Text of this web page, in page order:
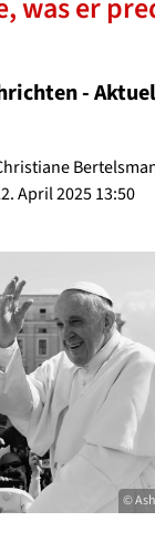
was er
-
April 2025 13:50
©